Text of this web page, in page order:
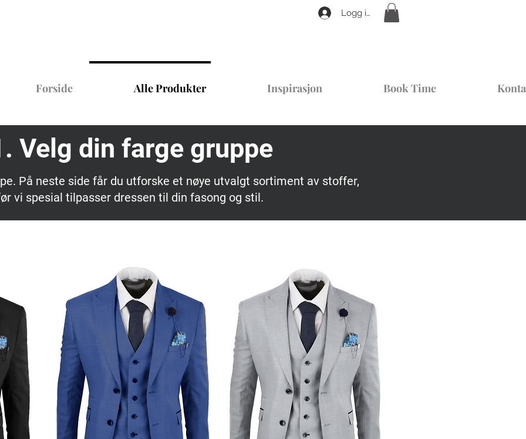
Logg inn
Forside Alle Produkter Inspirasjon Book Time
Velg din farge gruppe
På neste side får du utforske et nøye utvalgt sortiment av stoffer,
vi spesial tilpasser dressen til din fasong og stil.